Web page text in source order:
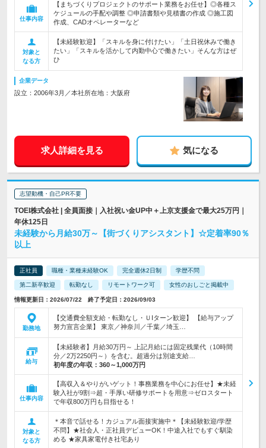
仕事内容
【まちづくりプロジェクトのサポート業務をお任せ】◎各種ス
ケジュールの手配や調整 ◎申請書類や見積書の作成 ◎施工図
作成、CADオペレーターなど
対象と
なる方
【未経験歓迎】「スキルを身に付けたい」「土日祝休みで働き
たい」「スキルを活かして内勤中心で働きたい」そんな方はぜ
ひ
企業データ
設立：2006年3月／本社所在地：大阪府
求人詳細を見る 気になる
志望動機・自己PR不要
TOEI株式会社 | 全員面接｜入社祝い金UP中＋上京支援金で最大25万円｜
年休125日
未経験から月給30万～【街づくりアシスタント】☆定着率90％
以上
正社員 職種・業種未経験OK 完全週休2日制 学歴不問
第二新卒歓迎 転勤なし リモートワーク可 女性のおしごと掲載中
情報更新日：2026/07/22 終了予定日：2026/09/03
勤務地
【交通費全額支給・転勤なし・ＵIターン歓迎】 【給与アップ
努力宣言企業】 東京／神奈川／千葉／埼玉…
給与
【未経験者】月給30万円～ 上記月給には固定残業代（10時間
分／2万2250円～）を含む。超過分は別途支給…
初年度の年収： 360～1,000万円
仕事内容
【高収入＆やりがいゲット！事務業務を中心にお任せ】★未経
験入社が9割⇒超・手厚い研修サポートを用意⇒ゼロスタート
で年収800万円も目指せる！
対象と
なる方
＊本音で話せる！カジュアル面接実施中＊【未経験歓迎/学歴
不問】★社会人・正社員デビューOK！中途入社でもすぐ馴染
める ★家具家電付き社宅あり